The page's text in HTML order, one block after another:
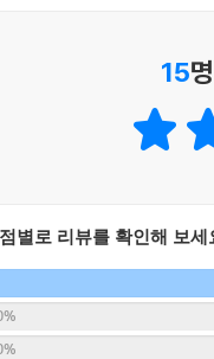
15
별로 리뷰를 확인해 보세